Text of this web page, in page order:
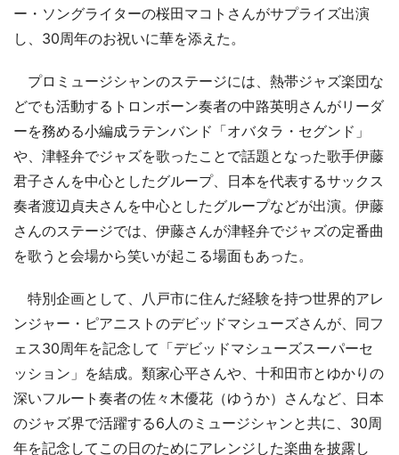
ー・ソングライターの桜田マコトさんがサプライズ出演
し、30周年のお祝いに華を添えた。
プロミュージシャンのステージには、熱帯ジャズ楽団な
どでも活動するトロンボーン奏者の中路英明さんがリーダ
ーを務める小編成ラテンバンド「オバタラ・セグンド」
や、津軽弁でジャズを歌ったことで話題となった歌手伊藤
君子さんを中心としたグループ、日本を代表するサックス
奏者渡辺貞夫さんを中心としたグループなどが出演。伊藤
さんのステージでは、伊藤さんが津軽弁でジャズの定番曲
を歌うと会場から笑いが起こる場面もあった。
特別企画として、八戸市に住んだ経験を持つ世界的アレ
ンジャー・ピアニストのデビッドマシューズさんが、同フ
ェス30周年を記念して「デビッドマシューズスーパーセ
ッション」を結成。類家心平さんや、十和田市とゆかりの
深いフルート奏者の佐々木優花（ゆうか）さんなど、日本
のジャズ界で活躍する6人のミュージシャンと共に、30周
年を記念してこの日のためにアレンジした楽曲を披露し